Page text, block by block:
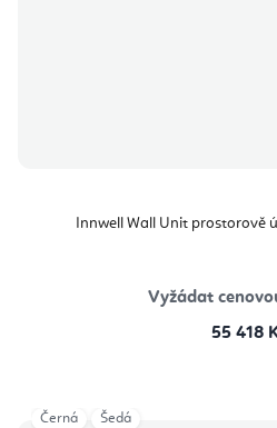
Innwell Wall Unit prostorově
Vyžádat
55 418
Černá Šedá